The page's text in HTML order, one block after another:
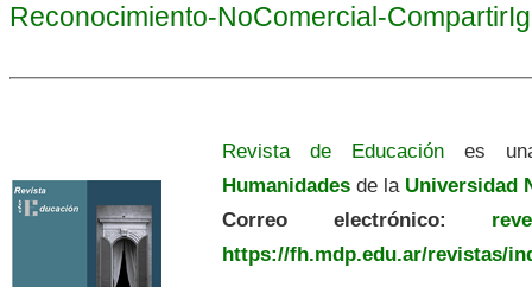
Reconocimiento-NoComercial-
Revista de Educación es
Humanidades de la Universidad
Correo electrónico:
https://fh.mdp.edu.ar/revistas/